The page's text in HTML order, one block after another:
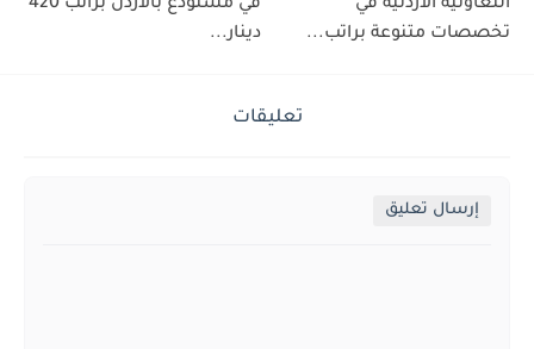
التعاونية الأردنية في
تخصصات متنوعة براتب...
في مستودع بالأردن براتب 420
دينار...
تعليقات
إرسال تعليق